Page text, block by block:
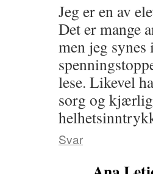
Jeg er en av
Det er mange
men jeg
lese. Likevel
sorg og
Svar